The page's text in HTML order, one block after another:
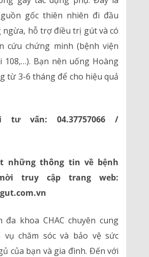
gốc thiên nhiên đi đầu
hỗ trợ điều trị gút và có
cứu chứng minh (bệnh viện
108,…). Bạn nên uống Hoàng
từ 3-6 tháng để cho hiệu quả
tư vấn: 04.37757066 /
những thông tin về bệnh
truy cập trang web:
đa khoa CHAC chuyên cung
vụ chăm sóc và bảo vệ sức
của bạn và gia đình. Đến với